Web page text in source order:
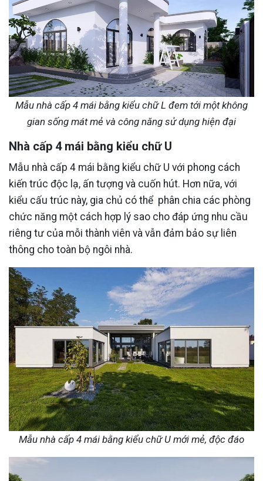
Mẫu nhà cấp 4 mái bằng kiểu chữ L đem tới một không
gian sống mát mẻ và công năng sử dụng hiện đại
Nhà cấp 4 mái bằng kiểu chữ U
Mẫu nhà cấp 4 mái bằng kiểu chữ U với phong cách
kiến trúc độc lạ, ấn tượng và cuốn hút. Hơn nữa, với
kiểu cấu trúc này, gia chủ có thể phân chia các phòng
chức năng một cách hợp lý sao cho đáp ứng nhu cầu
riêng tư của mỗi thành viên và vẫn đảm bảo sự liên
thông cho toàn bộ ngôi nhà.
Mẫu nhà cấp 4 mái bằng kiểu chữ U mới mẻ, độc đáo